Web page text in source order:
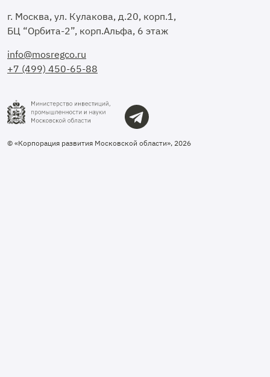
info@mosregco.ru
+7 (499) 450-65-88
г. Москва, ул. Кулакова, д.20, корп.1,
БЦ “Орбита-2”, корп.Альфа, 6 этаж
© «Корпорация развития Московской области», 2026